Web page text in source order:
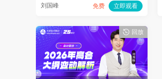
刘国峰 免费 立即观看
回放